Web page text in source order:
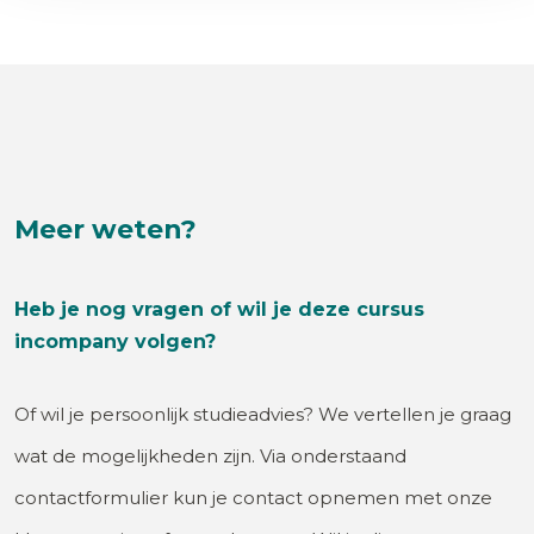
Meer weten?
Heb je nog vragen of wil je deze cursus
incompany volgen?
Of wil je persoonlijk studieadvies? We vertellen je graag
wat de mogelijkheden zijn. Via onderstaand
contactformulier kun je contact opnemen met onze